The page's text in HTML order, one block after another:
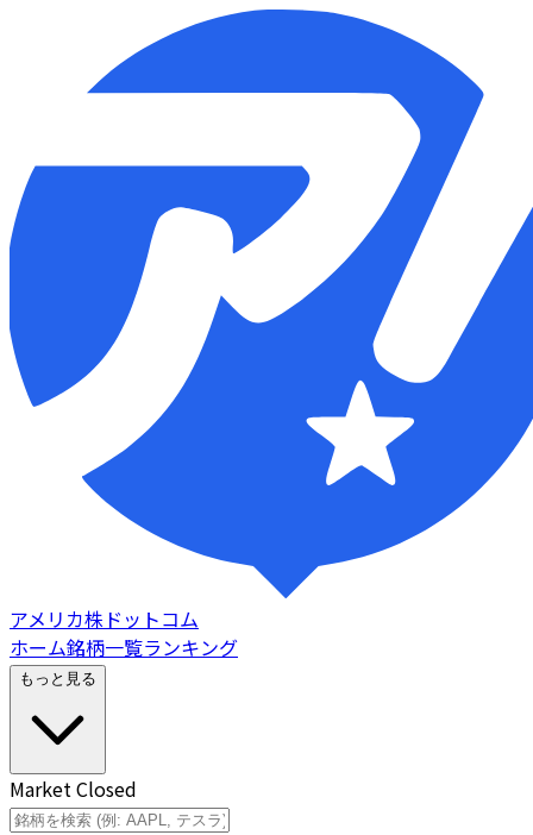
アメリカ株ドットコム
ホーム銘柄一覧ランキング
もっと見る
Market Closed